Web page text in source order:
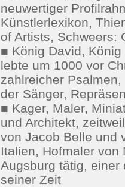
neuwertiger
Künstlerlexikon,
of Artists, Schweers:
■ König David,
lebte um 1000 vor
zahlreicher
der Sänger,
■ Kager, Maler,
und Architekt,
von Jacob Belle und
Italien, Hofmaler
Augsburg tätig, einer
seiner Zeit